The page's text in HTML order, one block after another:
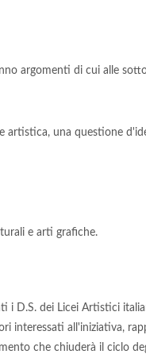
argomenti di cui alle
artistica, una questione
e arti grafiche.
D.S. dei Licei Artistici
interessati all'iniziativa,
che chiuderà il ciclo